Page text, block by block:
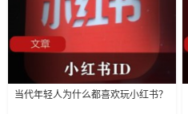
当代年轻人为什么都喜欢玩小红书？